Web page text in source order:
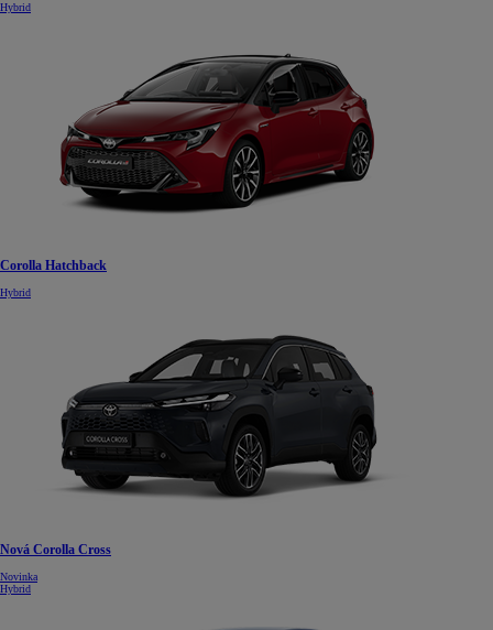
Hybrid
Corolla Hatchback
Hybrid
Nová Corolla Cross
Novinka
Hybrid